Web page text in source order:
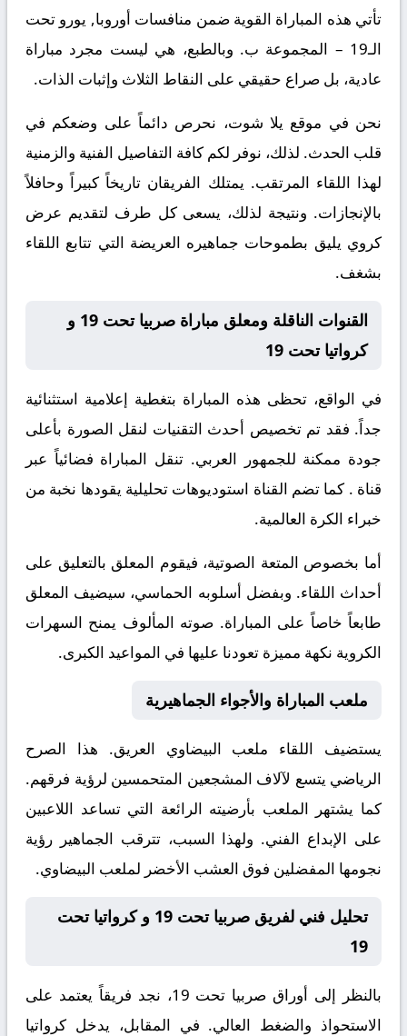
تأتي هذه المباراة القوية ضمن منافسات أوروبا, يورو تحت
الـ19 – المجموعة ب
. وبالطبع، هي ليست مجرد مباراة
عادية، بل صراع حقيقي على النقاط الثلاث وإثبات الذات.
نحن في موقع يلا شوت، نحرص دائماً على وضعكم في
قلب الحدث. لذلك، نوفر لكم كافة التفاصيل الفنية والزمنية
لهذا اللقاء المرتقب. يمتلك الفريقان تاريخاً كبيراً وحافلاً
بالإنجازات. ونتيجة لذلك، يسعى كل طرف لتقديم عرض
كروي يليق بطموحات جماهيره العريضة التي تتابع اللقاء
بشغف.
القنوات الناقلة ومعلق مباراة صربيا تحت 19 و
كرواتيا تحت 19
في الواقع، تحظى هذه المباراة بتغطية إعلامية استثنائية
جداً. فقد تم تخصيص أحدث التقنيات لنقل الصورة بأعلى
جودة ممكنة للجمهور العربي. تنقل المباراة فضائياً عبر
قناة . كما تضم القناة استوديوهات تحليلية يقودها نخبة من
خبراء الكرة العالمية.
أما بخصوص المتعة الصوتية، فيقوم المعلق بالتعليق على
أحداث اللقاء. وبفضل أسلوبه الحماسي، سيضيف المعلق
طابعاً خاصاً على المباراة. صوته المألوف يمنح السهرات
الكروية نكهة مميزة تعودنا عليها في المواعيد الكبرى.
ملعب المباراة والأجواء الجماهيرية
يستضيف اللقاء ملعب البيضاوي العريق. هذا الصرح
الرياضي يتسع لآلاف المشجعين المتحمسين لرؤية فرقهم.
كما يشتهر الملعب بأرضيته الرائعة التي تساعد اللاعبين
على الإبداع الفني. ولهذا السبب، تترقب الجماهير رؤية
نجومها المفضلين فوق العشب الأخضر لملعب البيضاوي.
تحليل فني لفريق صربيا تحت 19 و كرواتيا تحت
19
بالنظر إلى أوراق صربيا تحت 19
، نجد فريقاً يعتمد على
الاستحواذ والضغط العالي. في المقابل، يدخل كرواتيا